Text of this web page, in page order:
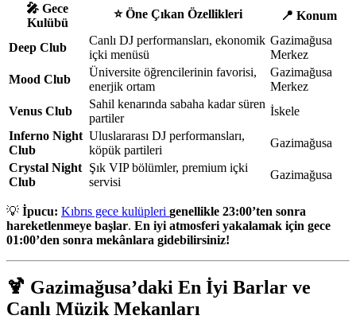
🎤 Gece
Kulübü
⭐Öne Çıkan Özellikleri 📍 Konum
Deep Club
Canlı DJ performansları, ekonomik
içki menüsü
Gazimağusa
Merkez
Mood Club
Üniversite öğrencilerinin favorisi,
enerjik ortam
Gazimağusa
Merkez
Venus Club
Sahil kenarında sabaha kadar süren
partiler
İskele
Inferno Night
Club
Uluslararası DJ performansları,
köpük partileri
Gazimağusa
Crystal Night
Club
Şık VIP bölümler, premium içki
servisi
Gazimağusa
💡 İpucu: Kıbrıs gece kulüpleri genellikle 23:00’ten sonra
hareketlenmeye başlar. En iyi atmosferi yakalamak için gece
01:00’den sonra mekânlara gidebilirsiniz!
🍹 Gazimağusa’daki En İyi Barlar ve
Canlı Müzik Mekanları